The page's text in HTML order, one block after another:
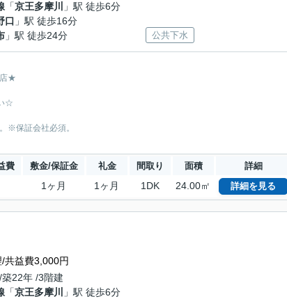
「京王多摩川
」駅 徒歩6分
口 」駅 徒歩16分
」駅 徒歩24分 公共下水
店★
☆
※保証会社必須。
費 敷金/保証金 礼金 間取り 面積 詳細
1ヶ月 1ヶ月 1DK 24.00㎡ 詳細を見る
共益費3,000円
22年 /3階建
「京王多摩川
」駅 徒歩6分